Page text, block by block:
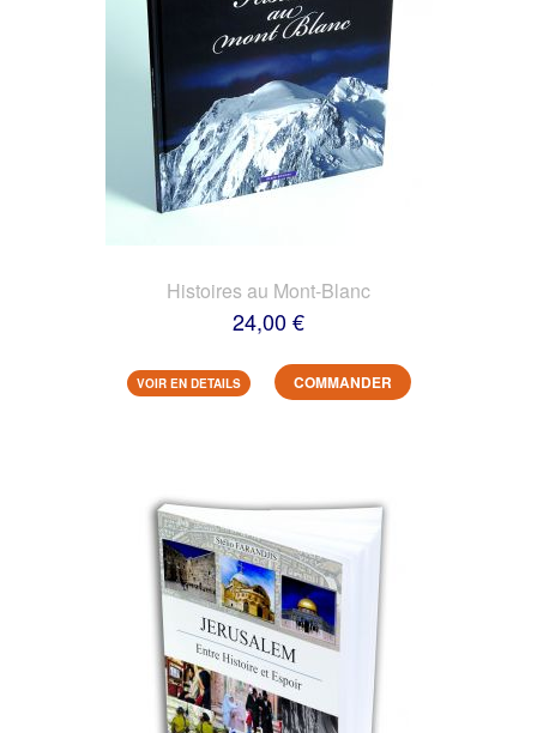
Histoires au Mont-Blanc
24,00 €
VOIR EN DETAILS COMMANDER